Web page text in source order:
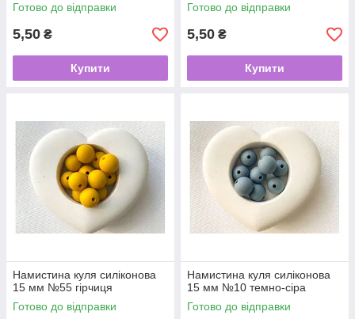
Готово до відправки
5,50 ₴
Купити
Готово до відправки
5,50 ₴
Купити
Намистина куля силіконова
15 мм №55 гірчиця
Готово до відправки
Намистина куля силіконова
15 мм №10 темно-сіра
Готово до відправки